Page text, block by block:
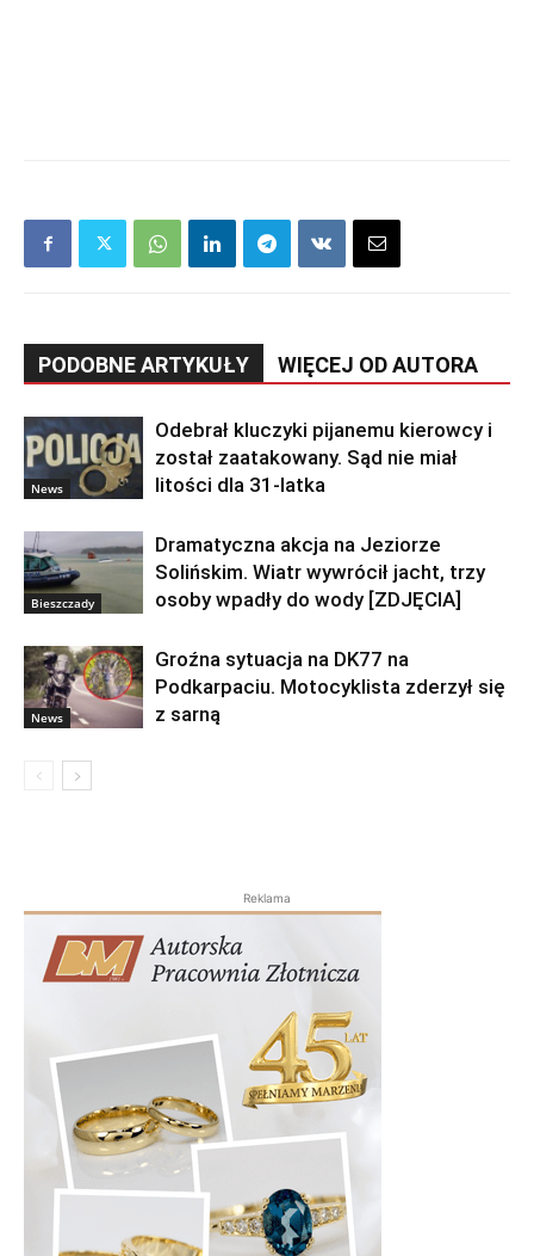
PODOBNE ARTYKUŁY WIĘCEJ OD AUTORA
News
Odebrał kluczyki pijanemu kierowcy i
został zaatakowany. Sąd nie miał
litości dla 31-latka
Bieszczady
Dramatyczna akcja na Jeziorze
Solińskim. Wiatr wywrócił jacht, trzy
osoby wpadły do wody [ZDJĘCIA]
News
Groźna sytuacja na DK77 na
Podkarpaciu. Motocyklista zderzył się
z sarną
Reklama